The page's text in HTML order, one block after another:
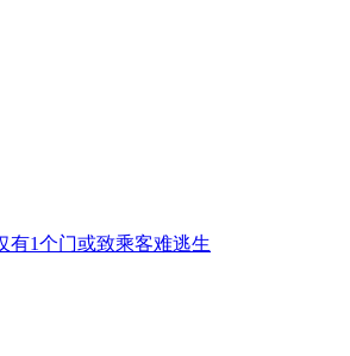
有1个门或致乘客难逃生